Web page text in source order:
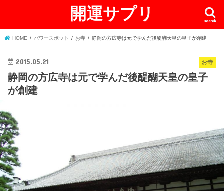
開運サプリ search
HOME パワースポット お寺 静岡の方広寺は元で学んだ後醍醐天皇の皇子が創建
お寺
2015.05.21
静岡の方広寺は元で学んだ後醍醐天皇の皇子
が創建